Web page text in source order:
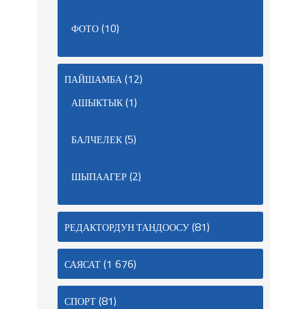
ФОТО(10)
ПАЙШАМБА(12)
АШЫКТЫК(1)
БАЛЧЕЛЕК(5)
ШЫПААГЕР(2)
РЕДАКТОРДУН ТАНДООСУ(81)
САЯСАТ(1 676)
СПОРТ(81)